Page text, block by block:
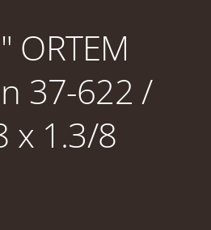
37-622 /
x 1.3/8